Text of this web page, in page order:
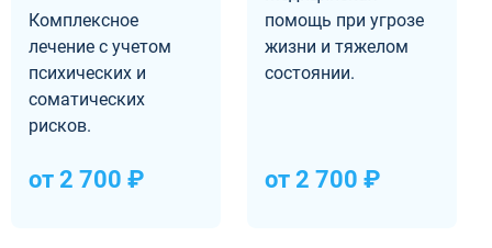
Комплексное
лечение с учетом
психических и
соматических
рисков.
от 2 700 ₽
помощь при угрозе
жизни и тяжелом
состоянии.
от 2 700 ₽